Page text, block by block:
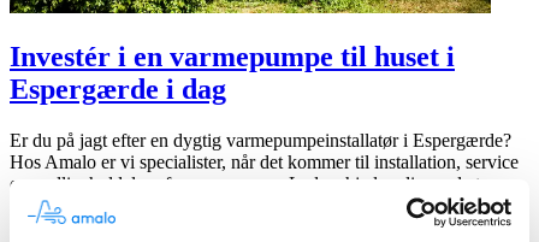
Investér i en varmepumpe til huset i
Espergærde i dag
Er du på jagt efter en dygtig varmepumpeinstallatør i Espergærde?
Hos Amalo er vi specialister, når det kommer til installation, service
og vedligeholdelse af varmepumper. Lad os hjælpe dig med at
vælge den mest bæredygtige varmeløsning til dit hjem eller
virksomhed. Få en prisoversigt nu!